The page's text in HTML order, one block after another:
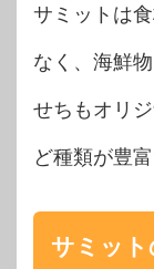
サミットは
なく、海鮮
せちもオリ
ど種類が豊富
サミッ